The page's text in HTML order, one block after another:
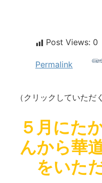
Post Views: 0
Permalink
（クリックしていただ
５月にた
んから華
をいた